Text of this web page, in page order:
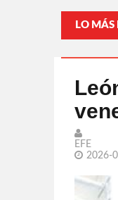
LO
EFE
2026-